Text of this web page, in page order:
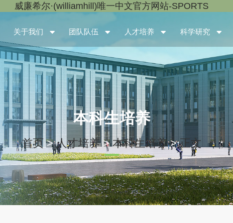
威廉希尔·(williamhill)唯一中文官方网站-SPORTS
关于我们 团队队伍 人才培养 科学研究
本科生培养
首页 >人才培养>本科生培养>正文